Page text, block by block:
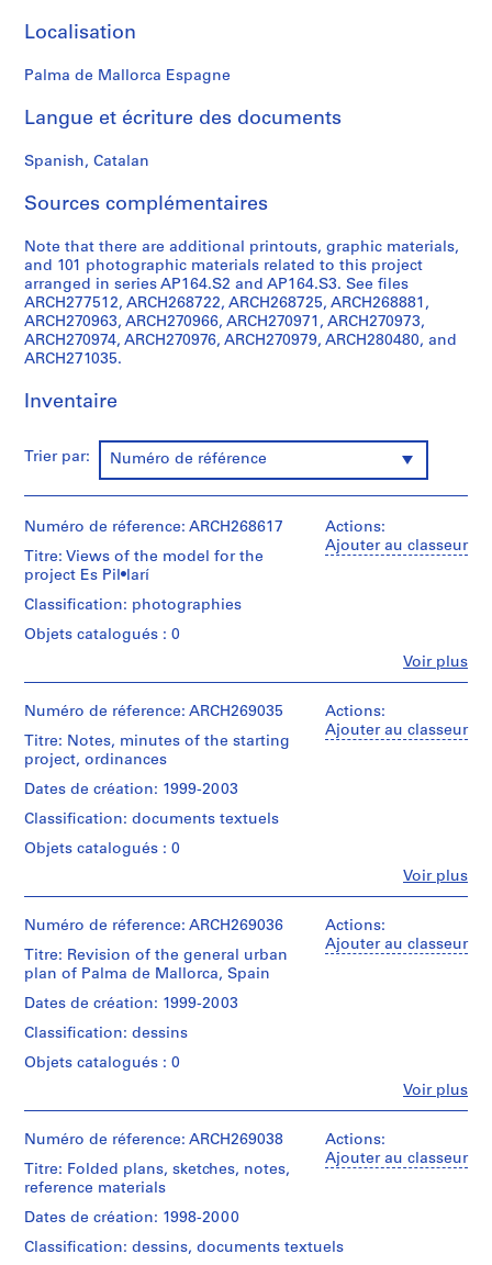
t
P
l
e
o
r
t
i
v
o
p
i
n
c
b
i
r
t
d
V
a
l
e
c
a
s
,
M
a
d
,
S
p
a
Localisation
Palma de Mallorca Espagne
Langue et écriture des documents
Spanish, Catalan
Sources complémentaires
Note that there are additional printouts, graphic materials,
and 101 photographic materials related to this project
arranged in series AP164.S2 and AP164.S3. See files
ARCH277512, ARCH268722, ARCH268725, ARCH268881,
ARCH270963, ARCH270966, ARCH270971, ARCH270973,
ARCH270974, ARCH270976, ARCH270979, ARCH280480, and
ARCH271035.
Inventaire
Trier par: Numéro de référence
Actions:
Ajouter au classeur
Voir plus
Numéro de réference: ARCH268617
Titre: Views of the model for the
project Es Pil•larí
Classification: photographies
Objets catalogués : 0
institutions:
&
Herreros
(architectural
Abalos
&
Herreros
creator)
Type
d’objet:
1
File
Collation:
colour
Dimensions:
box:
×
7,5
Actions:
Ajouter au classeur
Voir plus
Numéro de réference: ARCH269035
Titre: Notes, minutes of the starting
project, ordinances
Dates de création: 1999-2003
Classification: documents textuels
Objets catalogués : 0
institutions:
&
Herreros
(archive
Description:
minutes
of
starting
project,
ordinances,
folded
plans,
Actions:
Ajouter au classeur
Voir plus
Numéro de réference: ARCH269036
Titre: Revision of the general urban
plan of Palma de Mallorca, Spain
Dates de création: 1999-2003
Classification: dessins
Objets catalogués : 0
institutions:
&
Herreros
(archive
Actions:
Ajouter au classeur
Numéro de réference: ARCH269038
Titre: Folded plans, sketches, notes,
reference materials
Dates de création: 1998-2000
Classification: dessins, documents textuels